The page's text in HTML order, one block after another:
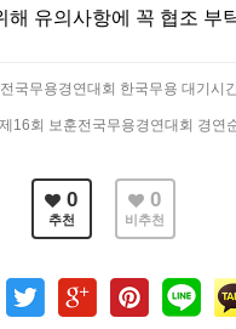
해 유의사항에 꼭 협조 부
국무용경연대회 한국무용 대기시
16회 보훈전국무용경연대회 경연
0
추천
0
비추천